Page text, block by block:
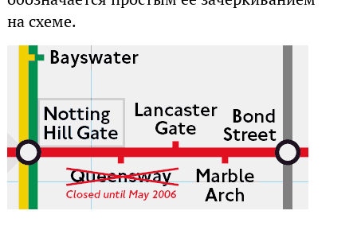
на схеме.